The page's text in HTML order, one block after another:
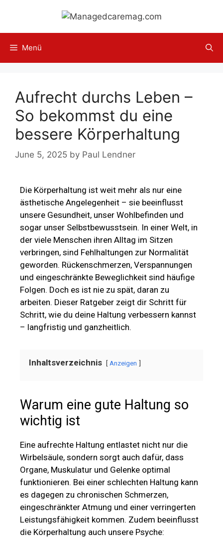
Menü
Aufrecht durchs Leben –
So bekommst du eine
bessere Körperhaltung
June 5, 2025 by Paul Lendner
Die Körperhaltung ist weit mehr als nur eine
ästhetische Angelegenheit – sie beeinflusst
unsere Gesundheit, unser Wohlbefinden und
sogar unser Selbstbewusstsein. In einer Welt, in
der viele Menschen ihren Alltag im Sitzen
verbringen, sind Fehlhaltungen zur Normalität
geworden. Rückenschmerzen, Verspannungen
und eingeschränkte Beweglichkeit sind häufige
Folgen. Doch es ist nie zu spät, daran zu
arbeiten. Dieser Ratgeber zeigt dir Schritt für
Schritt, wie du deine Haltung verbessern kannst
– langfristig und ganzheitlich.
Inhaltsverzeichnis Anzeigen
Warum eine gute Haltung so
wichtig ist
Eine aufrechte Haltung entlastet nicht nur die
Wirbelsäule, sondern sorgt auch dafür, dass
Organe, Muskulatur und Gelenke optimal
funktionieren. Bei einer schlechten Haltung kann
es dagegen zu chronischen Schmerzen,
eingeschränkter Atmung und einer verringerten
Leistungsfähigkeit kommen. Zudem beeinflusst
die Körperhaltung auch unsere Psyche: